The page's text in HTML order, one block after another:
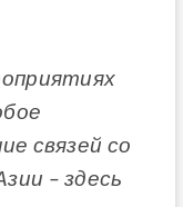
связей со
– здесь